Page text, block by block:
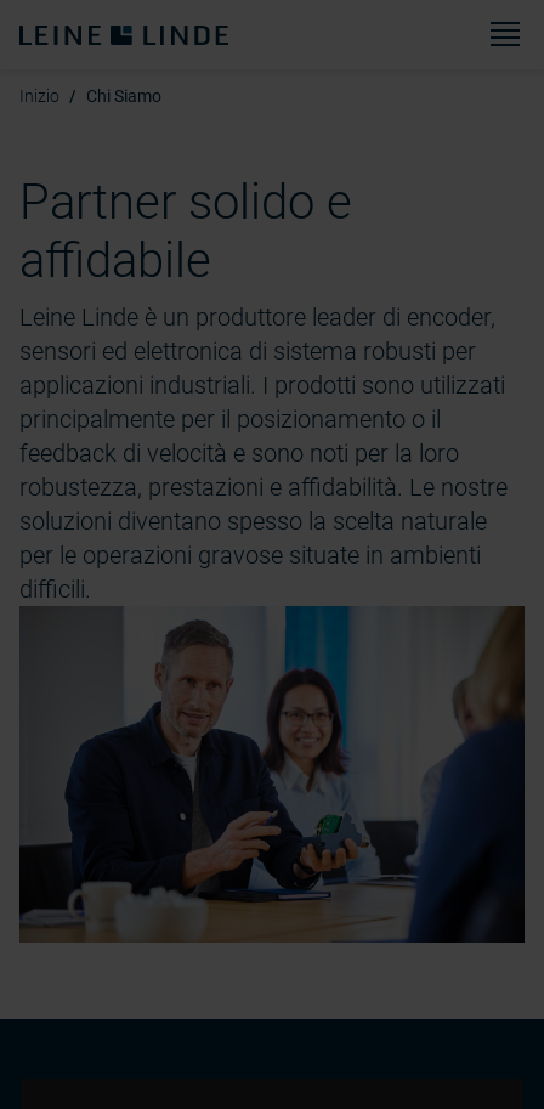
Inizio Chi Siamo
Partner solido e
affidabile
Leine Linde è un produttore leader di encoder,
sensori ed elettronica di sistema robusti per
applicazioni industriali. I prodotti sono utilizzati
principalmente per il posizionamento o il
feedback di velocità e sono noti per la loro
robustezza, prestazioni e affidabilità. Le nostre
soluzioni diventano spesso la scelta naturale
per le operazioni gravose situate in ambienti
difficili.